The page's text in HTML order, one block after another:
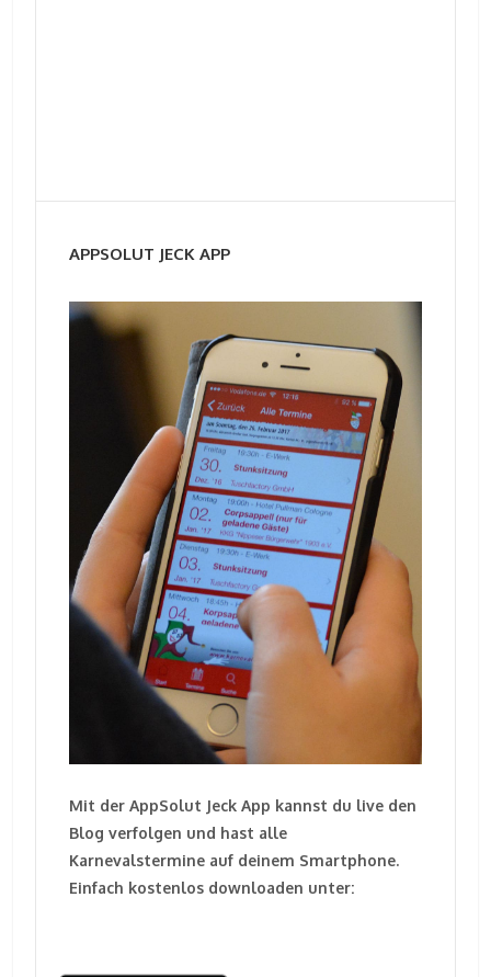
APPSOLUT JECK APP
Mit der AppSolut Jeck App kannst du live den
Blog verfolgen und hast alle
Karnevalstermine auf deinem Smartphone.
Einfach kostenlos downloaden unter: